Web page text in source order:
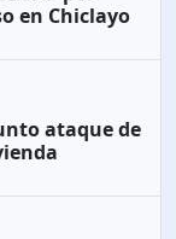
en Chiclayo
ataque de